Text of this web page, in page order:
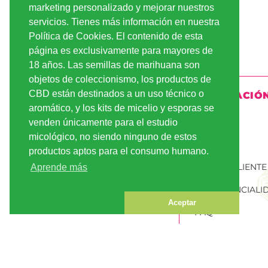
marketing personalizado y mejorar nuestros
servicios. Tienes más información en nuestra
Política de Cookies. El contenido de esta
página es exclusivamente para mayores de
18 años. Las semillas de marihuana son
objetos de coleccionismo, los productos de
CBD están destinados a un uso técnico o
aromático, y los kits de micelio y esporas se
venden únicamente para el estudio
micológico, no siendo ninguno de estos
productos aptos para el consumo humano.
Aprende más
Aceptar
perfiles dulces y
de breeding en
referencias
Confidential
también ejemplos
del cannabis.
DNA Genetics
premios del
ganadoras de la
premium más
esta trayectoria
influencia
buscar no solo
genéticas de
Semillas
CUENTA CLIENTE
FAQ